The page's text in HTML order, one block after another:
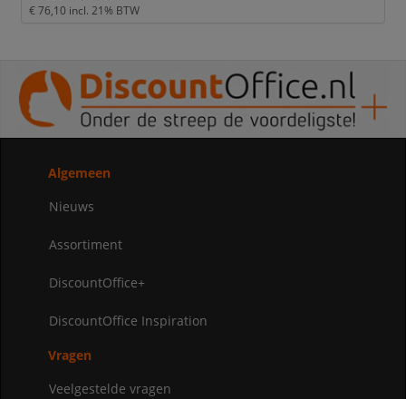
€ 76,10 incl. 21% BTW
Algemeen
Nieuws
Assortiment
DiscountOffice+
DiscountOffice Inspiration
Vragen
Veelgestelde vragen